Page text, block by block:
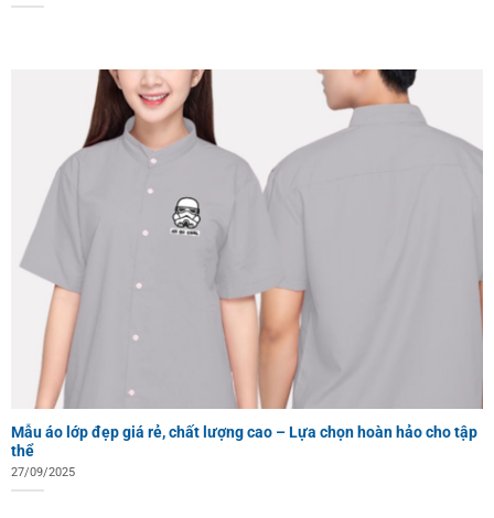
Mẫu áo lớp đẹp giá rẻ, chất lượng cao – Lựa chọn hoàn hảo cho tập
thể
27/09/2025